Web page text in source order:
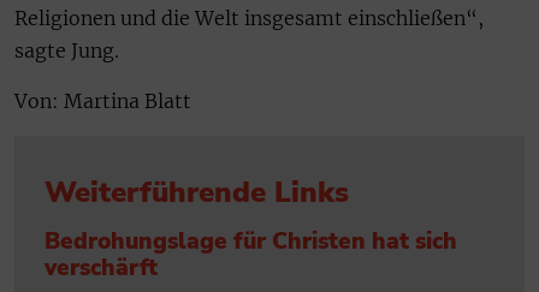
Religionen und die Welt insgesamt einschließen“,
sagte Jung.
Von: Martina Blatt
Weiterführende Links
Bedrohungslage für Christen hat sich
verschärft